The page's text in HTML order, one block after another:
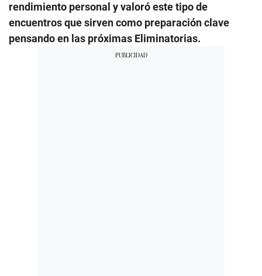
rendimiento personal y valoró este tipo de
encuentros que sirven como preparación clave
pensando en las próximas Eliminatorias.